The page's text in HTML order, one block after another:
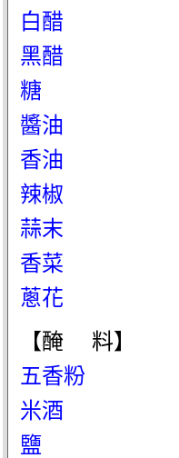
白醋
黑醋
糖
醬油
香油
辣椒
蒜末
香菜
蔥花
【醃 料】
五香粉
米酒
鹽